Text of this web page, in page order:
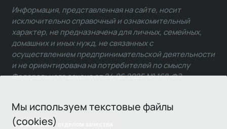
Мы используем текстовые файлы
(cookies)
Связаться с отделом качества
Информация, представленная на сайте, носит
исключительно справочный и ознакомительный
характер, не предназначена для личных, семейных,
домашних и иных нужд, не связанных с
осуществлением предпринимательской деятельности
и не ориентирована на потребителей по смыслу
Федерального закона от 24.06.2025 № 168-ФЗ.